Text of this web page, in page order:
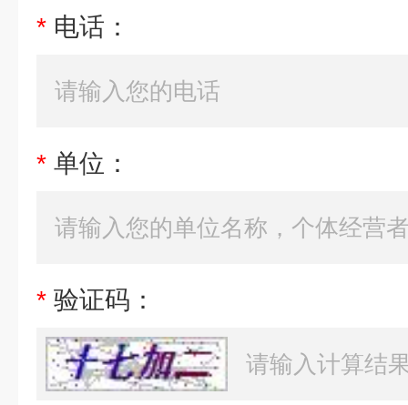
* 电话：
* 单位：
* 验证码：